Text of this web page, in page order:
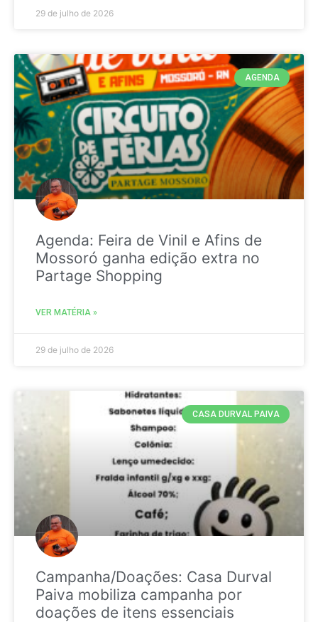
29 de julho de 2026
AGENDA
Agenda: Feira de Vinil e Afins de
Mossoró ganha edição extra no
Partage Shopping
VER MATÉRIA »
29 de julho de 2026
CASA DURVAL PAIVA
Campanha/Doações: Casa Durval
Paiva mobiliza campanha por
doações de itens essenciais